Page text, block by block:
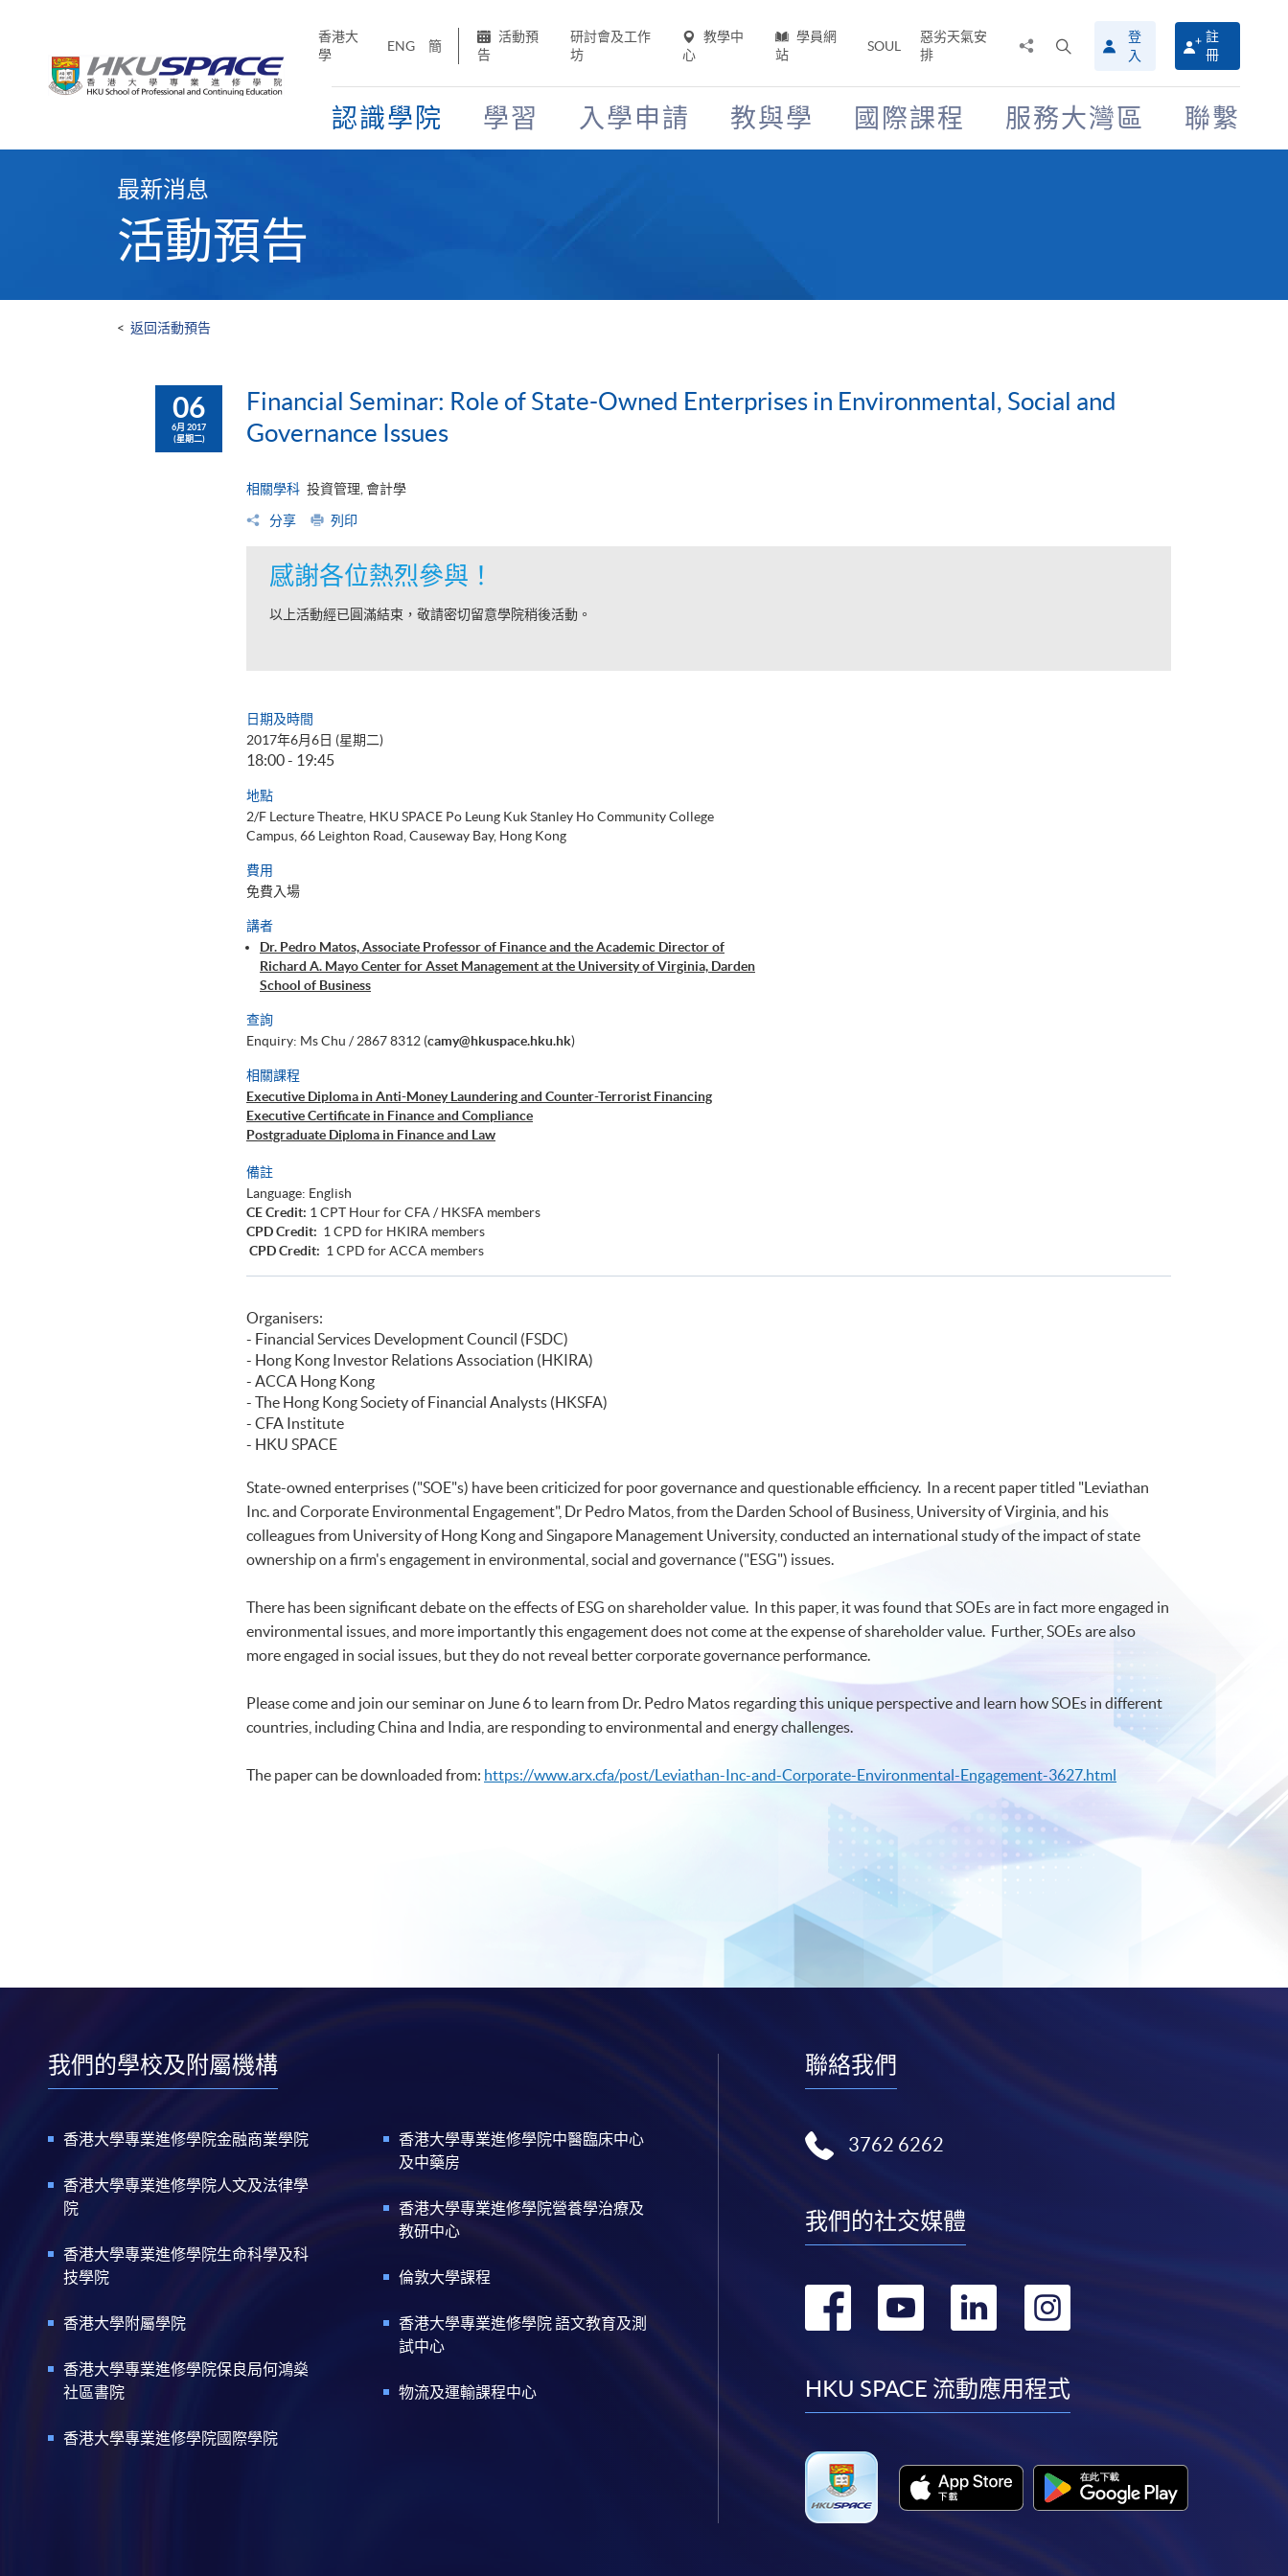
香港大
學
ENG 簡
活動預
告
研討會及工作
坊
教學中
心
學員網
站
SOUL
惡劣天氣安
排
搜
尋
介
面
登
入
註
冊
認識學院 學習 入學申請 教與學 國際課程 服務大灣區 聯繫
最新消息
活動預告
< 返回活動預告
06
6月 2017
(星期二)
Financial Seminar: Role of State-Owned Enterprises in Environmental, Social and
Governance Issues
相關學科 投資管理, 會計學
分享 列印
感謝各位熱烈參與！
以上活動經已圓滿結束，敬請密切留意學院稍後活動。
日期及時間
2017年6月6日 (星期二)
18:00 - 19:45
地點
2/F Lecture Theatre, HKU SPACE Po Leung Kuk Stanley Ho Community College
Campus, 66 Leighton Road, Causeway Bay, Hong Kong
費用
免費入場
講者
Dr. Pedro Matos, Associate Professor of Finance and the Academic Director of
Richard A. Mayo Center for Asset Management at the University of Virginia, Darden
School of Business
查詢
Enquiry: Ms Chu / 2867 8312 (camy@hkuspace.hku.hk)
相關課程
Executive Diploma in Anti-Money Laundering and Counter-Terrorist Financing
Executive Certificate in Finance and Compliance
Postgraduate Diploma in Finance and Law
備註
Language: English
CE Credit: 1 CPT Hour for CFA / HKSFA members
CPD Credit: 1 CPD for HKIRA members
CPD Credit: 1 CPD for ACCA members
Organisers:
- Financial Services Development Council (FSDC)
- Hong Kong Investor Relations Association (HKIRA)
- ACCA Hong Kong
- The Hong Kong Society of Financial Analysts (HKSFA)
- CFA Institute
- HKU SPACE
State-owned enterprises ("SOE"s) have been criticized for poor governance and questionable efficiency. In a recent paper titled "Leviathan
Inc. and Corporate Environmental Engagement", Dr Pedro Matos, from the Darden School of Business, University of Virginia, and his
colleagues from University of Hong Kong and Singapore Management University, conducted an international study of the impact of state
ownership on a firm's engagement in environmental, social and governance ("ESG") issues.
There has been significant debate on the effects of ESG on shareholder value. In this paper, it was found that SOEs are in fact more engaged in
environmental issues, and more importantly this engagement does not come at the expense of shareholder value. Further, SOEs are also
more engaged in social issues, but they do not reveal better corporate governance performance.
Please come and join our seminar on June 6 to learn from Dr. Pedro Matos regarding this unique perspective and learn how SOEs in different
countries, including China and India, are responding to environmental and energy challenges.
The paper can be downloaded from: https://www.arx.cfa/post/Leviathan-Inc-and-Corporate-Environmental-Engagement-3627.html
我們的學校及附屬機構
香港大學專業進修學院金融商業學院
香港大學專業進修學院人文及法律學
院
香港大學專業進修學院生命科學及科
技學院
香港大學附屬學院
香港大學專業進修學院保良局何鴻燊
社區書院
香港大學專業進修學院國際學院
香港大學專業進修學院中醫臨床中心
及中藥房
香港大學專業進修學院營養學治療及
教研中心
倫敦大學課程
香港大學專業進修學院 語文教育及測
試中心
物流及運輸課程中心
聯絡我們
3762 6262
我們的社交媒體
轉
facebook
轉
youtube
轉
linkedininstagram
HKU SPACE 流動應用程式